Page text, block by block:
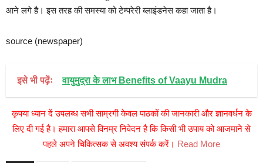
आने लगे है। इस तरह की समस्या को टेम्परेरी ब्लाइंडनेस कहा जाता है।
source (newspaper)
इसे भी पढ़ेंः वायुमुद्रा के लाभ Benefits of Vaayu Mudra
कृपया ध्यान दें उपलब्ध सभी साम्रगी केवल पाठकों की जानकारी और ज्ञानवर्धन के
लिए दी गई है। हमारा आपसे विनम्र निवेदन है कि किसी भी उपाय को आजमाने से
पहले अपने चिकित्सक से अवश्य संपर्क करें। Read More